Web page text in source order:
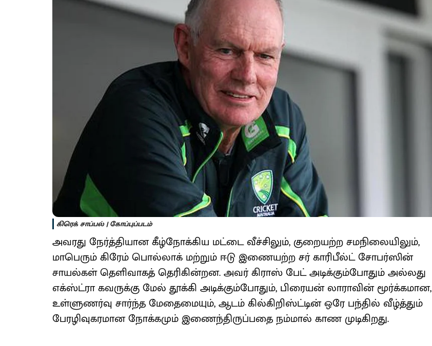
கிரெக் சாப்பல் | கோப்புப்படம்
அவரது நேர்த்தியான கீழ்நோக்கிய மட்டை வீச்சிலும், குறையற்ற சமநிலையிலும்,
மாபெரும் கிரேம் பொல்லாக் மற்றும் ஈடு இணையற்ற சர் காரிபீல்ட் சோபர்ஸின்
சாயல்கள் தெளிவாகத் தெரிகின்றன. அவர் கிராஸ் பேட் அடிக்கும்போதும் அல்லது
எக்ஸ்ட்ரா கவருக்கு மேல் தூக்கி அடிக்கும்போதும், பிரையன் லாராவின் மூர்க்கமான,
உள்ளுணர்வு சார்ந்த மேதைமையும், ஆடம் கில்கிறிஸ்ட்டின் ஒரே பந்தில் வீழ்த்தும்
பேரழிவுகரமான நோக்கமும் இணைந்திருப்பதை நம்மால் காண முடிகிறது.